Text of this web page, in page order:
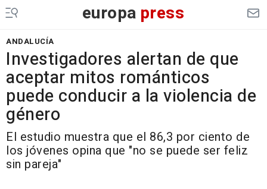
europa press
ANDALUCÍA
Investigadores alertan de que
aceptar mitos románticos
puede conducir a la violencia de
género
El estudio muestra que el 86,3 por ciento de
los jóvenes opina que "no se puede ser feliz
sin pareja"